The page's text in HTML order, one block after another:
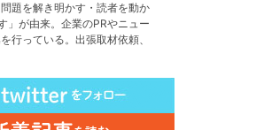
題を解き明かす・読者を動か
」が由来。企業のPRやニュー
行っている。出張取材依頼、